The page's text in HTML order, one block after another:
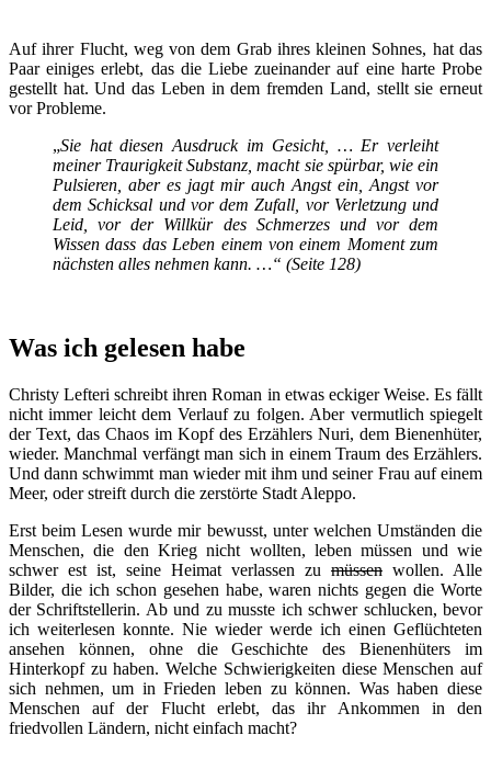
Auf ihrer Flucht, weg von dem Grab ihres kleinen Sohnes, hat das
Paar einiges erlebt, das die Liebe zueinander auf eine harte Probe
gestellt hat. Und das Leben in dem fremden Land, stellt sie erneut
vor Probleme.
„Sie hat diesen Ausdruck im Gesicht, … Er verleiht
meiner Traurigkeit Substanz, macht sie spürbar, wie ein
Pulsieren, aber es jagt mir auch Angst ein, Angst vor
dem Schicksal und vor dem Zufall, vor Verletzung und
Leid, vor der Willkür des Schmerzes und vor dem
Wissen dass das Leben einem von einem Moment zum
nächsten alles nehmen kann. …“ (Seite 128)
Was ich gelesen habe
Christy Lefteri schreibt ihren Roman in etwas eckiger Weise. Es fällt
nicht immer leicht dem Verlauf zu folgen. Aber vermutlich spiegelt
der Text, das Chaos im Kopf des Erzählers Nuri, dem Bienenhüter,
wieder. Manchmal verfängt man sich in einem Traum des Erzählers.
Und dann schwimmt man wieder mit ihm und seiner Frau auf einem
Meer, oder streift durch die zerstörte Stadt Aleppo.
Erst beim Lesen wurde mir bewusst, unter welchen Umständen die
Menschen, die den Krieg nicht wollten, leben müssen und wie
schwer est ist, seine Heimat verlassen zu müssen wollen. Alle
Bilder, die ich schon gesehen habe, waren nichts gegen die Worte
der Schriftstellerin. Ab und zu musste ich schwer schlucken, bevor
ich weiterlesen konnte. Nie wieder werde ich einen Geflüchteten
ansehen können, ohne die Geschichte des Bienenhüters im
Hinterkopf zu haben. Welche Schwierigkeiten diese Menschen auf
sich nehmen, um in Frieden leben zu können. Was haben diese
Menschen auf der Flucht erlebt, das ihr Ankommen in den
friedvollen Ländern, nicht einfach macht?